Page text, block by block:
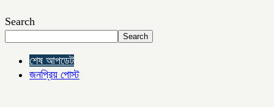
Search
Search
শেষ আপডেট
জনপ্রিয় পোস্ট